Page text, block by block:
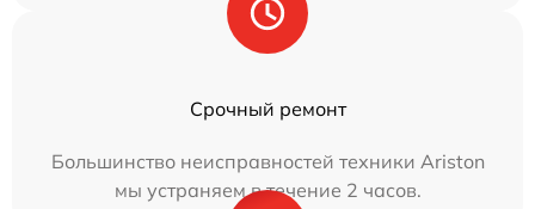
Срочный ремонт
Большинство неисправностей техники Ariston
мы устраняем в течение 2 часов.